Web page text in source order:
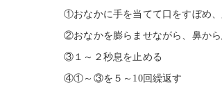
①おなかに手を当てて口をすぼめ
②おなかを膨らませながら、鼻か
③１～２秒息を止める
④①～③を５～ 10回繰返す